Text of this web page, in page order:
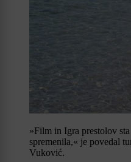
»Film in Igra prestolov
spremenila,« je povedal
Vuković.